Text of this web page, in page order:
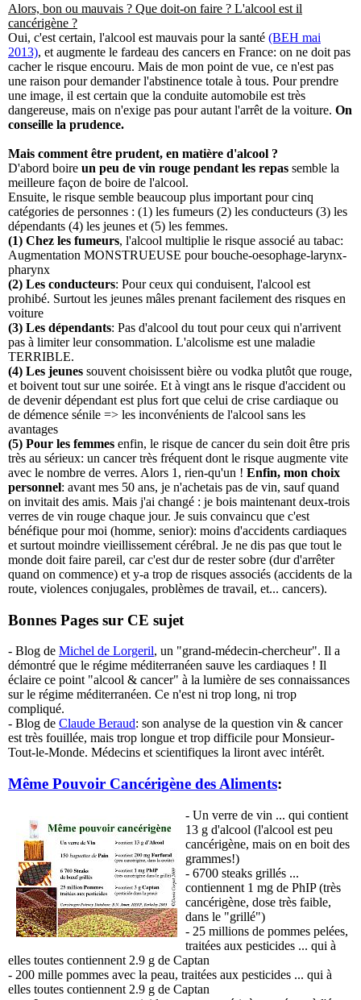
Alors, bon ou mauvais ? Que doit-on faire ? L'alcool est il
cancérigène ?
Oui, c'est certain, l'alcool est mauvais pour la santé (BEH mai
2013), et augmente le fardeau des cancers en France: on ne doit pas
cacher le risque encouru. Mais de mon point de vue, ce n'est pas
une raison pour demander l'abstinence totale à tous. Pour prendre
une image, il est certain que la conduite automobile est très
dangereuse, mais on n'exige pas pour autant l'arrêt de la voiture. On
conseille la prudence.
Mais comment être prudent, en matière d'alcool ?
D'abord boire un peu de vin rouge pendant les repas semble la
meilleure façon de boire de l'alcool.
Ensuite, le risque semble beaucoup plus important pour cinq
catégories de personnes : (1) les fumeurs (2) les conducteurs (3) les
dépendants (4) les jeunes et (5) les femmes.
(1) Chez les fumeurs, l'alcool multiplie le risque associé au tabac:
Augmentation MONSTRUEUSE pour bouche-oesophage-larynx-
pharynx
(2) Les conducteurs: Pour ceux qui conduisent, l'alcool est
prohibé. Surtout les jeunes mâles prenant facilement des risques en
voiture
(3) Les dépendants: Pas d'alcool du tout pour ceux qui n'arrivent
pas à limiter leur consommation. L'alcolisme est une maladie
TERRIBLE.
(4) Les jeunes souvent choisissent bière ou vodka plutôt que rouge,
et boivent tout sur une soirée. Et à vingt ans le risque d'accident ou
de devenir dépendant est plus fort que celui de crise cardiaque ou
de démence sénile => les inconvénients de l'alcool sans les
avantages
(5) Pour les femmes enfin, le risque de cancer du sein doit être pris
très au sérieux: un cancer très fréquent dont le risque augmente vite
avec le nombre de verres. Alors 1, rien-qu'un ! Enfin, mon choix
personnel: avant mes 50 ans, je n'achetais pas de vin, sauf quand
on invitait des amis. Mais j'ai changé : je bois maintenant deux-trois
verres de vin rouge chaque jour. Je suis convaincu que c'est
bénéfique pour moi (homme, senior): moins d'accidents cardiaques
et surtout moindre vieillissement cérébral. Je ne dis pas que tout le
monde doit faire pareil, car c'est dur de rester sobre (dur d'arrêter
quand on commence) et y-a trop de risques associés (accidents de la
route, violences conjugales, problèmes de travail, et... cancers).
Bonnes Pages sur CE sujet
- Blog de Michel de Lorgeril, un "grand-médecin-chercheur". Il a
démontré que le régime méditerranéen sauve les cardiaques ! Il
éclaire ce point "alcool & cancer" à la lumière de ses connaissances
sur le régime méditerranéen. Ce n'est ni trop long, ni trop
compliqué.
- Blog de Claude Beraud: son analyse de la question vin & cancer
est très fouillée, mais trop longue et trop difficile pour Monsieur-
Tout-le-Monde. Médecins et scientifiques la liront avec intérêt.
Même Pouvoir Cancérigène des Aliments:
- Un verre de vin ... qui contient
13 g d'alcool (l'alcool est peu
cancérigène, mais on en boit des
grammes!)
- 6700 steaks grillés ...
contiennent 1 mg de PhIP (très
cancérigène, dose très faible,
dans le "grillé")
- 25 millions de pommes pelées,
traitées aux pesticides ... qui à
elles toutes contiennent 2.9 g de Captan
- 200 mille pommes avec la peau, traitées aux pesticides ... qui à
elles toutes contiennent 2.9 g de Captan